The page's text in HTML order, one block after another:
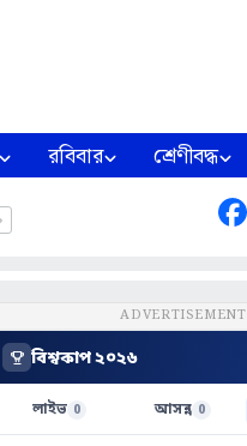
রবিবার শ্রেণীবদ্ধ
ADVERTISEMENT